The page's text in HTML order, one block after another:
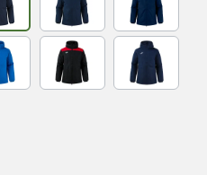
DARK NAVY TURQUESANAVY-ROYAL NAVY-
royal BLACK-RED Navy